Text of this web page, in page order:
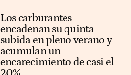
Los carburantes
encadenan su quinta
subida en pleno verano y
acumulan un
encarecimiento de casi el